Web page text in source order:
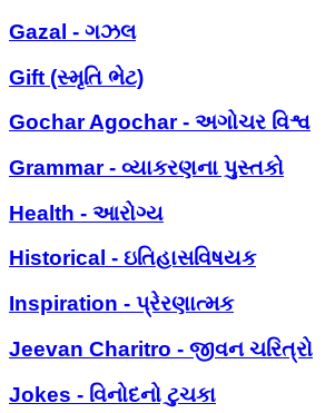
Gazal - ગઝલ
Gift (સ્મૃતિ ભેટ)
Gochar Agochar - અગોચર વિશ્વ
Grammar - વ્યાકરણના પુસ્તકો
Health - આરોગ્ય
Historical - ઇતિહાસવિષયક
Inspiration - પ્રેરણાત્મક
Jeevan Charitro - જીવન ચરિત્રો
Jokes - વિનોદનો ટુચકા